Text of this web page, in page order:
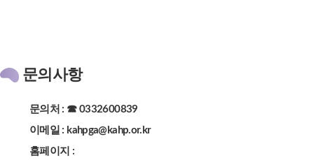
문의사항
문의처 : ☎ 0332600839
이메일 : kahpga@kahp.or.kr
홈페이지 :